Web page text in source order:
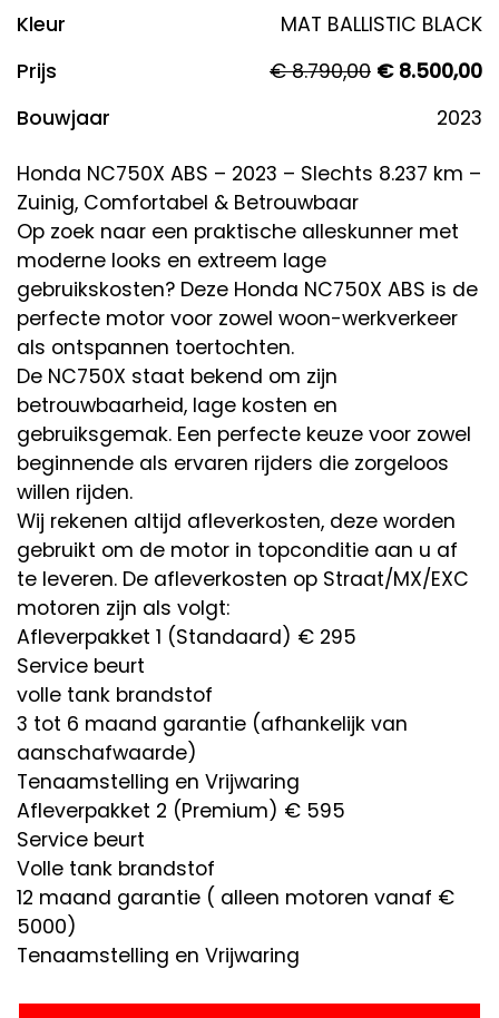
Kleur
MAT BALLISTIC BLACK
Prijs
€ 8.790,00 € 8.500,00
Bouwjaar
2023
Honda NC750X ABS – 2023 – Slechts 8.237 km –
Zuinig, Comfortabel & Betrouwbaar
Op zoek naar een praktische alleskunner met
moderne looks en extreem lage
gebruikskosten? Deze Honda NC750X ABS is de
perfecte motor voor zowel woon-werkverkeer
als ontspannen toertochten.
De NC750X staat bekend om zijn
betrouwbaarheid, lage kosten en
gebruiksgemak. Een perfecte keuze voor zowel
beginnende als ervaren rijders die zorgeloos
willen rijden.
Wij rekenen altijd afleverkosten, deze worden
gebruikt om de motor in topconditie aan u af
te leveren. De afleverkosten op Straat/MX/EXC
motoren zijn als volgt:
Afleverpakket 1 (Standaard) € 295
Service beurt
volle tank brandstof
3 tot 6 maand garantie (afhankelijk van
aanschafwaarde)
Tenaamstelling en Vrijwaring
Afleverpakket 2 (Premium) € 595
Service beurt
Volle tank brandstof
12 maand garantie ( alleen motoren vanaf €
5000)
Tenaamstelling en Vrijwaring